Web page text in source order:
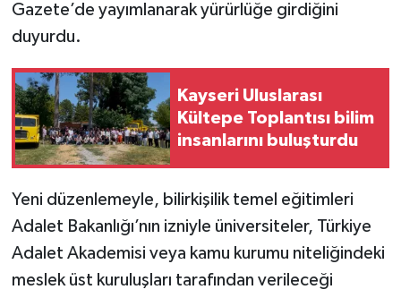
Gazete’de yayımlanarak yürürlüğe girdiğini
duyurdu.
Kayseri Uluslarası
Kültepe Toplantısı bilim
insanlarını buluşturdu
Yeni düzenlemeyle, bilirkişilik temel eğitimleri
Adalet Bakanlığı’nın izniyle üniversiteler, Türkiye
Adalet Akademisi veya kamu kurumu niteliğindeki
meslek üst kuruluşları tarafından verileceği